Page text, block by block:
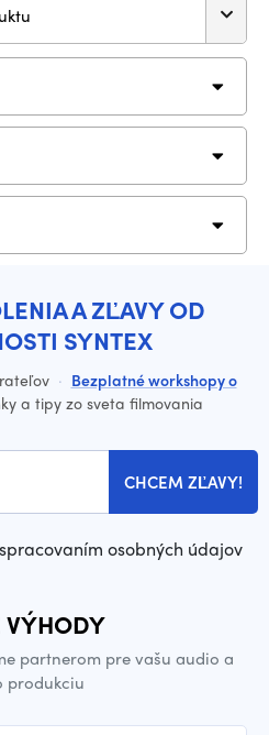
A ZĽAVY OD
SYNTEX
· Bezplatné workshopy o
a tipy zo sveta filmovania
CHCEM ZĽAVY!
osobných údajov
VÝHODY
partnerom pre vašu audio a
produkciu